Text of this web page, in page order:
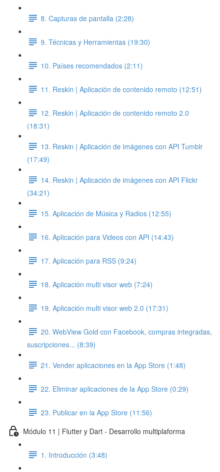
8. Capturas de pantalla (2:28)
9. Técnicas y Herramientas (19:30)
10. Países recomendados (2:11)
11. Reskin | Aplicación de contenido remoto (12:51)
12. Reskin | Aplicación de contenido remoto 2.0
(18:31)
13. Reskin | Aplicación de imágenes con API Tumblr
(17:49)
14. Reskin | Aplicación de imágenes con API Flickr
(34:21)
15. Aplicación de Música y Radios (12:55)
16. Aplicación para Videos con API (14:43)
17. Aplicación para RSS (9:24)
18. Aplicación multi visor web (7:24)
19. Aplicación multi visor web 2.0 (17:31)
20. WebView Gold con Facebook, compras integradas,
suscripciones... (8:39)
21. Vender aplicaciones en la App Store (1:48)
22. Eliminar aplicaciones de la App Store (0:29)
23. Publicar en la App Store (11:56)
Módulo 11 | Flutter y Dart - Desarrollo multiplaforma
1. Introducción (3:48)